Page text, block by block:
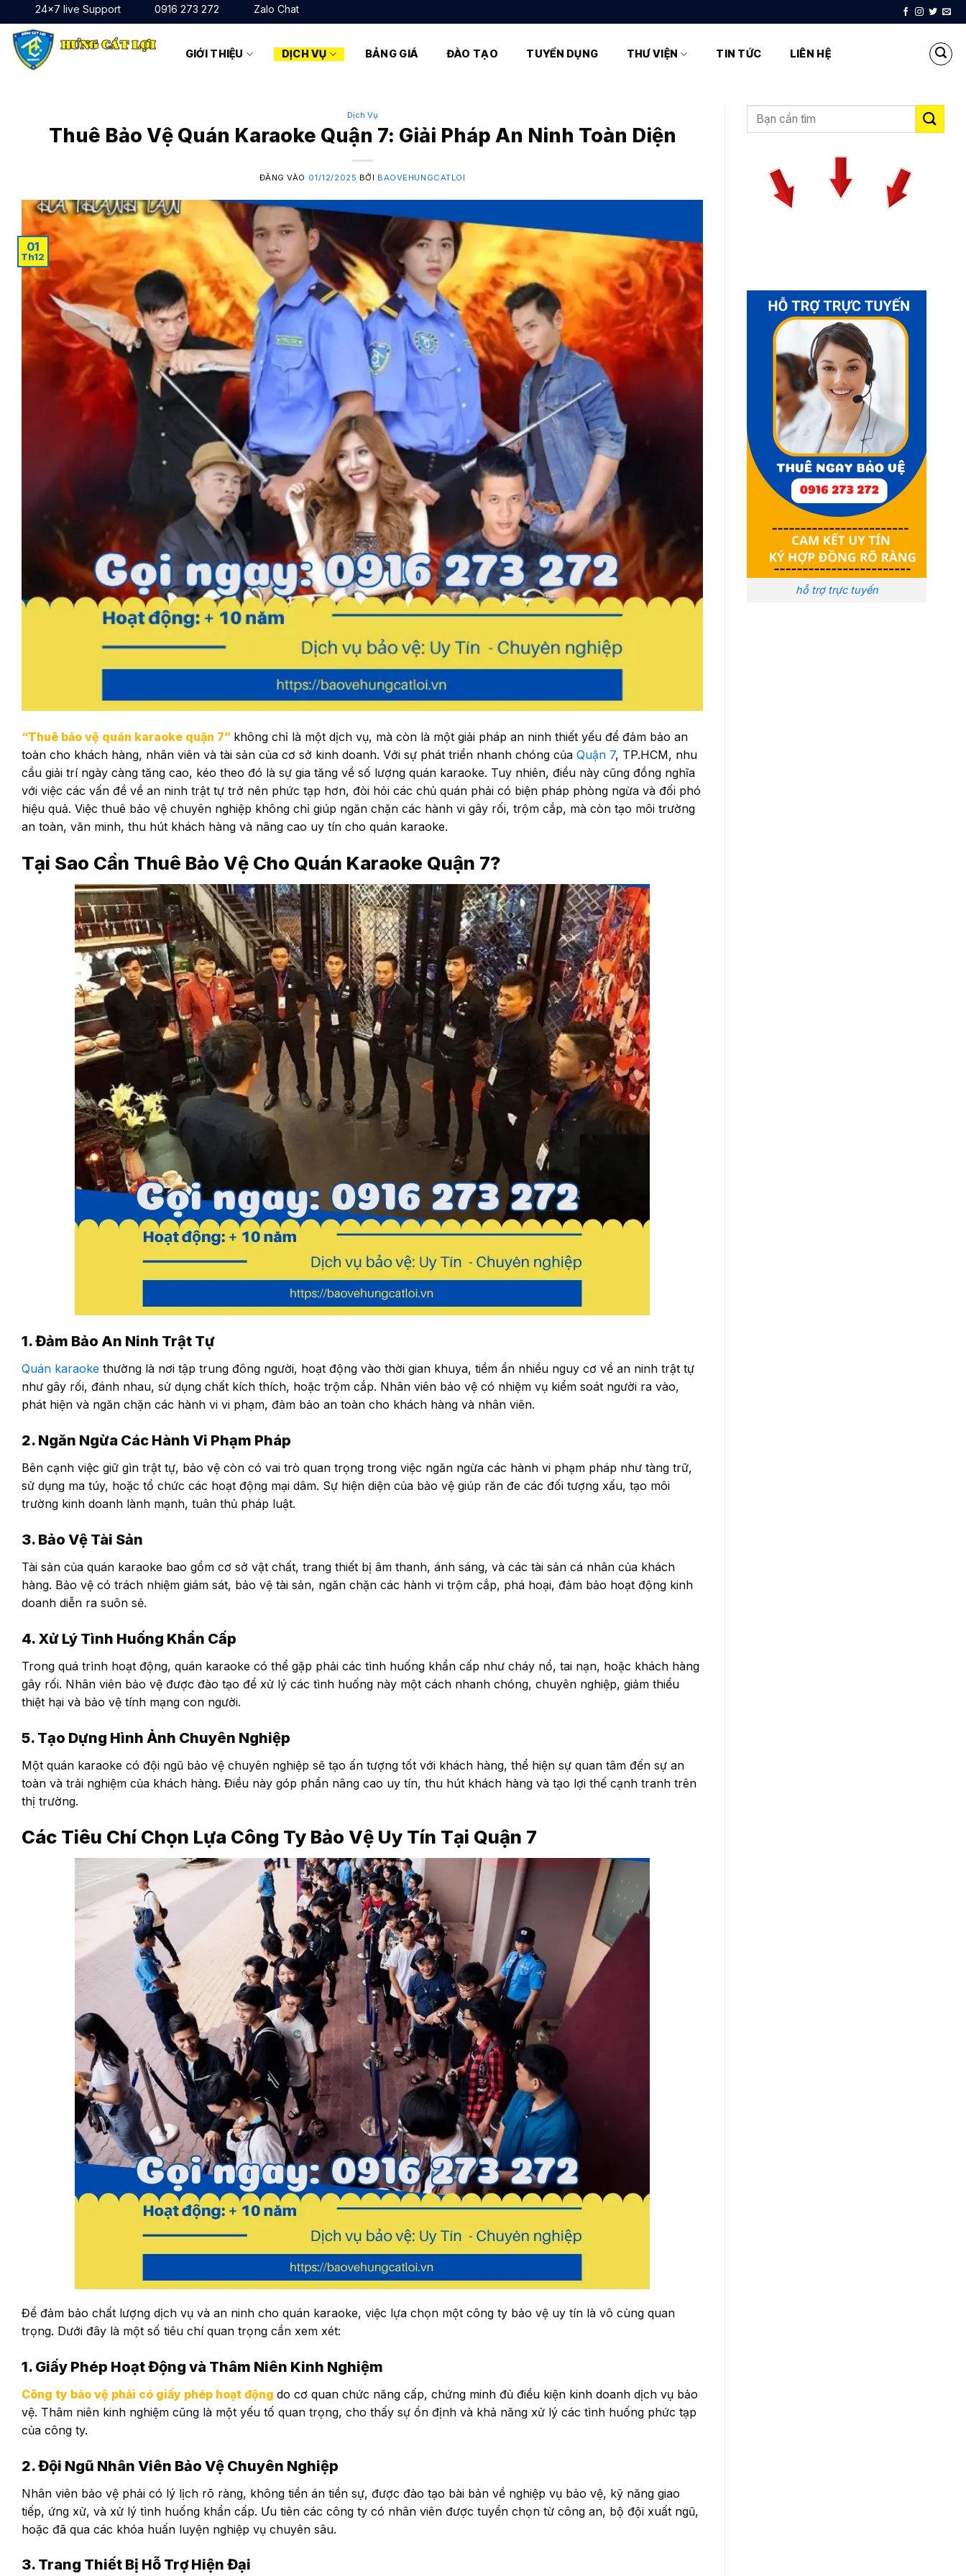
qua
nội
dung
24x7 live Support 0916 273 272 Zalo Chat
GIỚI THIỆU DỊCH VỤ BẢNG GIÁ ĐÀO TẠO TUYỂN DỤNG THƯ VIỆN TIN TỨC LIÊN HỆ
Dịch Vụ
Thuê Bảo Vệ Quán Karaoke Quận 7: Giải Pháp An Ninh Toàn Diện
ĐĂNG VÀO 01/12/2025 BỞI BAOVEHUNGCATLOI
01
Th12
“Thuê bảo vệ quán karaoke quận 7” không chỉ là một dịch vụ, mà còn là một giải pháp an ninh thiết yếu để đảm bảo an
toàn cho khách hàng, nhân viên và tài sản của cơ sở kinh doanh. Với sự phát triển nhanh chóng của Quận 7, TP.HCM, nhu
cầu giải trí ngày càng tăng cao, kéo theo đó là sự gia tăng về số lượng quán karaoke. Tuy nhiên, điều này cũng đồng nghĩa
với việc các vấn đề về an ninh trật tự trở nên phức tạp hơn, đòi hỏi các chủ quán phải có biện pháp phòng ngừa và đối phó
hiệu quả. Việc thuê bảo vệ chuyên nghiệp không chỉ giúp ngăn chặn các hành vi gây rối, trộm cắp, mà còn tạo môi trường
an toàn, văn minh, thu hút khách hàng và nâng cao uy tín cho quán karaoke.
Tại Sao Cần Thuê Bảo Vệ Cho Quán Karaoke Quận 7?
1. Đảm Bảo An Ninh Trật Tự
Quán karaoke thường là nơi tập trung đông người, hoạt động vào thời gian khuya, tiềm ẩn nhiều nguy cơ về an ninh trật tự
như gây rối, đánh nhau, sử dụng chất kích thích, hoặc trộm cắp. Nhân viên bảo vệ có nhiệm vụ kiểm soát người ra vào,
phát hiện và ngăn chặn các hành vi vi phạm, đảm bảo an toàn cho khách hàng và nhân viên.
2. Ngăn Ngừa Các Hành Vi Phạm Pháp
Bên cạnh việc giữ gìn trật tự, bảo vệ còn có vai trò quan trọng trong việc ngăn ngừa các hành vi phạm pháp như tàng trữ,
sử dụng ma túy, hoặc tổ chức các hoạt động mại dâm. Sự hiện diện của bảo vệ giúp răn đe các đối tượng xấu, tạo môi
trường kinh doanh lành mạnh, tuân thủ pháp luật.
3. Bảo Vệ Tài Sản
Tài sản của quán karaoke bao gồm cơ sở vật chất, trang thiết bị âm thanh, ánh sáng, và các tài sản cá nhân của khách
hàng. Bảo vệ có trách nhiệm giám sát, bảo vệ tài sản, ngăn chặn các hành vi trộm cắp, phá hoại, đảm bảo hoạt động kinh
doanh diễn ra suôn sẻ.
4. Xử Lý Tình Huống Khẩn Cấp
Trong quá trình hoạt động, quán karaoke có thể gặp phải các tình huống khẩn cấp như cháy nổ, tai nạn, hoặc khách hàng
gây rối. Nhân viên bảo vệ được đào tạo để xử lý các tình huống này một cách nhanh chóng, chuyên nghiệp, giảm thiểu
thiệt hại và bảo vệ tính mạng con người.
5. Tạo Dựng Hình Ảnh Chuyên Nghiệp
Một quán karaoke có đội ngũ bảo vệ chuyên nghiệp sẽ tạo ấn tượng tốt với khách hàng, thể hiện sự quan tâm đến sự an
toàn và trải nghiệm của khách hàng. Điều này góp phần nâng cao uy tín, thu hút khách hàng và tạo lợi thế cạnh tranh trên
thị trường.
Các Tiêu Chí Chọn Lựa Công Ty Bảo Vệ Uy Tín Tại Quận 7
Để đảm bảo chất lượng dịch vụ và an ninh cho quán karaoke, việc lựa chọn một công ty bảo vệ uy tín là vô cùng quan
trọng. Dưới đây là một số tiêu chí quan trọng cần xem xét:
1. Giấy Phép Hoạt Động và Thâm Niên Kinh Nghiệm
Công ty bảo vệ phải có giấy phép hoạt động do cơ quan chức năng cấp, chứng minh đủ điều kiện kinh doanh dịch vụ bảo
vệ. Thâm niên kinh nghiệm cũng là một yếu tố quan trọng, cho thấy sự ổn định và khả năng xử lý các tình huống phức tạp
của công ty.
2. Đội Ngũ Nhân Viên Bảo Vệ Chuyên Nghiệp
Nhân viên bảo vệ phải có lý lịch rõ ràng, không tiền án tiền sự, được đào tạo bài bản về nghiệp vụ bảo vệ, kỹ năng giao
tiếp, ứng xử, và xử lý tình huống khẩn cấp. Ưu tiên các công ty có nhân viên được tuyển chọn từ công an, bộ đội xuất ngũ,
hoặc đã qua các khóa huấn luyện nghiệp vụ chuyên sâu.
3. Trang Thiết Bị Hỗ Trợ Hiện Đại
hỗ trợ trực tuyến